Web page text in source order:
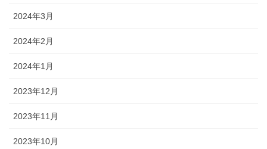
2024年3月
2024年2月
2024年1月
2023年12月
2023年11月
2023年10月